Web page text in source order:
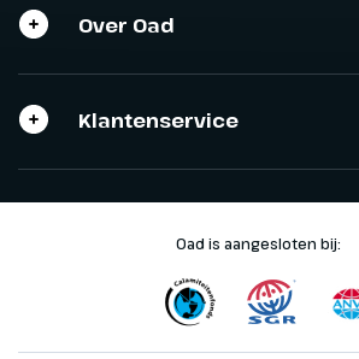
Over Oad
Klantenservice
Oad is aangesloten bij: